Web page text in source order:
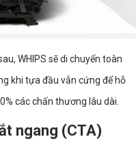
WHIPS sẽ di chuyển toàn
khi tựa đầu vẫn cứng để hỗ
các chấn thương lâu dài.
ngang (CTA)